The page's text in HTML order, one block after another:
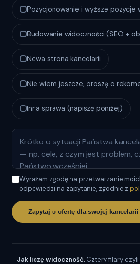
Pozycjonowanie i wyższe pozycje
Budowanie widoczności (SEO +
Nowa strona kancelarii
Nie wiem jeszcze, proszę o
Inna sprawa (napiszę poniżej)
Wyrażam zgodę na przetwarzanie
odpowiedzi na zapytanie, zgodnie z
Zapytaj o ofertę dla swojej kancelarii
Jak liczę widoczność.Cztery filary, czyli